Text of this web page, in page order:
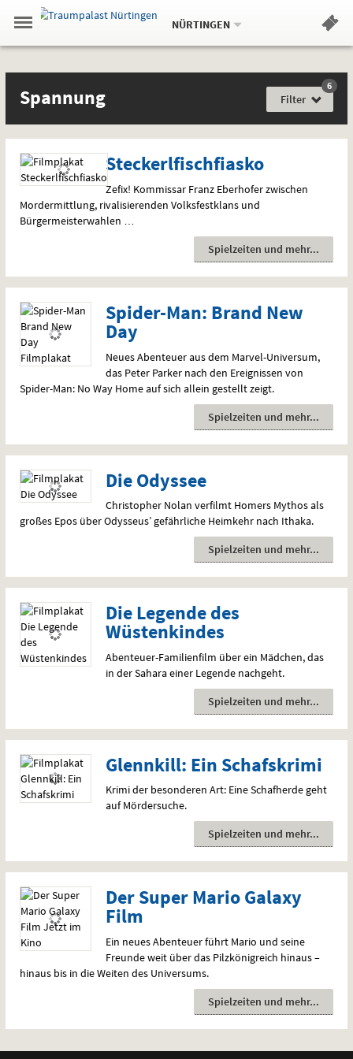
Springe
zum
,zum
.
Navigation
Gehe
zur
Standortauswahl
Standort:
NÜRTINGEN.
Hinweis
Spannung
Gefühlslage
Spannung Filter
6
Steckerlfischfiasko
Zefix! Kommissar Franz Eberhofer zwischen
Mordermittlung, rivalisierenden Volksfestklans und
Bürgermeisterwahlen …
Spielzeiten und mehr
Spider-Man: Brand New
Day
Neues Abenteuer aus dem Marvel-Universum,
das Peter Parker nach den Ereignissen von
Spider-Man: No Way Home auf sich allein gestellt zeigt.
Spielzeiten und mehr
Die Odyssee
Christopher Nolan verfilmt Homers Mythos als
großes Epos über Odysseus’ gefährliche Heimkehr nach Ithaka.
Spielzeiten und mehr
Die Legende des
Wüstenkindes
Abenteuer-Familienfilm über ein Mädchen, das
in der Sahara einer Legende nachgeht.
Spielzeiten und mehr
Glennkill: Ein Schafskrimi
Krimi der besonderen Art: Eine Schafherde geht
auf Mördersuche.
Spielzeiten und mehr
Der Super Mario Galaxy
Film
Ein neues Abenteuer führt Mario und seine
Freunde weit über das Pilzkönigreich hinaus –
hinaus bis in die Weiten des Universums.
Spielzeiten und mehr